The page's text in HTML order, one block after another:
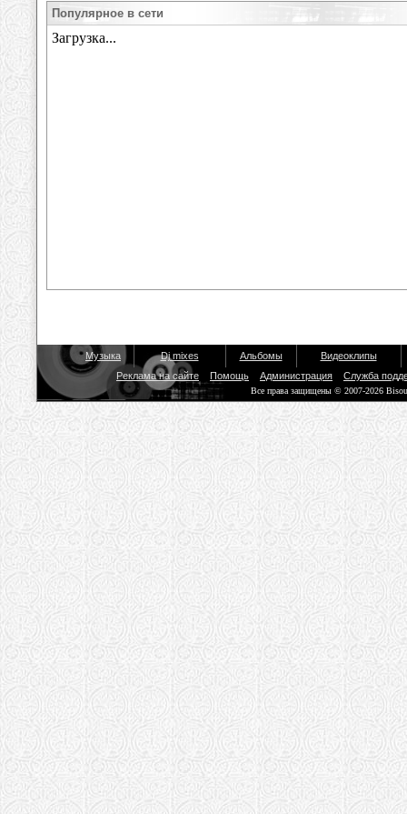
Популярное в сети
Музыка Dj mixes Альбомы
Видеоклипы
Реклама на сайте
Помощь Администрация Служба
Все права защищены © 2007-2026